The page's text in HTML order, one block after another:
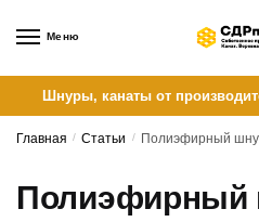
Меню
Шнуры, канаты от
Главная / Статьи / Полиэфирный шнур для
Полиэфирный